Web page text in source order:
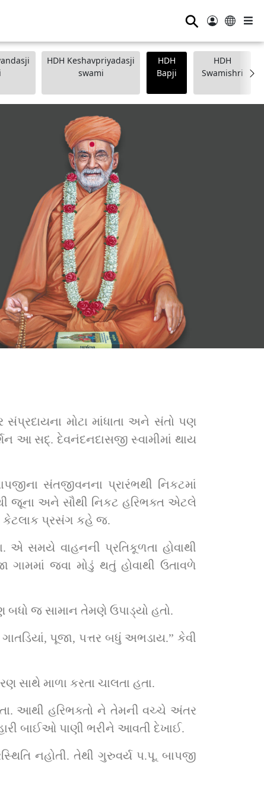
⚲
HDH Keshavpriyadasji
swami
HDH
Bapji
HDH
Swamishri
સંપ્રદાયના મોટા માંધાતા અને સંતો પણ
થાય
સંતજીવનના પ્રારંભથી નિકટમાં
જૂના અને સૌથી નિકટ હરિભક્ત એટલે
કેટલાક પ્રસંગ કહે જ.
એ સમયે વાહનની પ્રતિકૂળતા હોવાથી
ગામમાં જવા મોડું થતું હોવાથી ઉતાવળે
બધો જ સામાન તેમણે ઉપાડ્યો હતો.
પૂજા, પત્તર બધું અભડાય.” કેવી
સાથે માળા કરતા ચાલતા હતા.
આથી હરિભક્તો ને તેમની વચ્ચે અંતર
બાઈઓ પાણી ભરીને આવતી દેખાઈ.
નહોતી. તેથી ગુરુવર્ય પ.પૂ. બાપજી